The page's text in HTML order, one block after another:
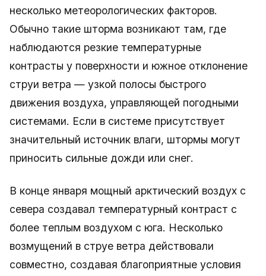
несколько метеорологических факторов.
Обычно такие шторма возникают там, где
наблюдаются резкие температурные
контрасты у поверхности и южное отклонение
струи ветра — узкой полосы быстрого
движения воздуха, управляющей погодными
системами. Если в системе присутствует
значительный источник влаги, штормы могут
приносить сильные дожди или снег.
В конце января мощный арктический воздух с
севера создавал температурный контраст с
более теплым воздухом с юга. Несколько
возмущений в струе ветра действовали
совместно, создавая благоприятные условия